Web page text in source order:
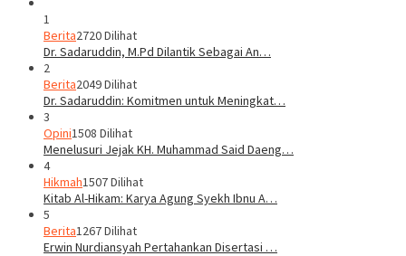
1
Berita2720 Dilihat
Dr. Sadaruddin, M.Pd Dilantik Sebagai An…
2
Berita2049 Dilihat
Dr. Sadaruddin: Komitmen untuk Meningkat…
3
Opini1508 Dilihat
Menelusuri Jejak KH. Muhammad Said Daeng…
4
Hikmah1507 Dilihat
Kitab Al-Hikam: Karya Agung Syekh Ibnu A…
5
Berita1267 Dilihat
Erwin Nurdiansyah Pertahankan Disertasi …